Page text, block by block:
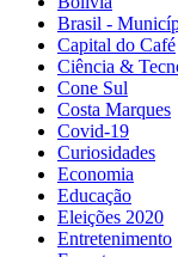
Brasil -
Capital do Café
Ciência &
Cone Sul
Costa Marques
Covid-19
Curiosidades
Economia
Educação
Eleições 2020
Entretenimento